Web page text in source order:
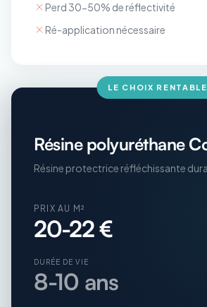
Perd 30-50% de réflectivité
Ré-application nécessaire
LE CHOIX RENTABLE
Résine polyuréthane
Résine protectrice réfléchissante
PRIX AU M²
20-22 €
DURÉE DE VIE
8-10 ans